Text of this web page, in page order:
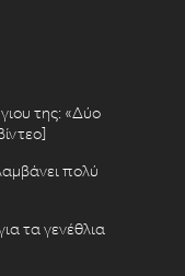
της: «Δύο
πολύ
τα γενέθλια